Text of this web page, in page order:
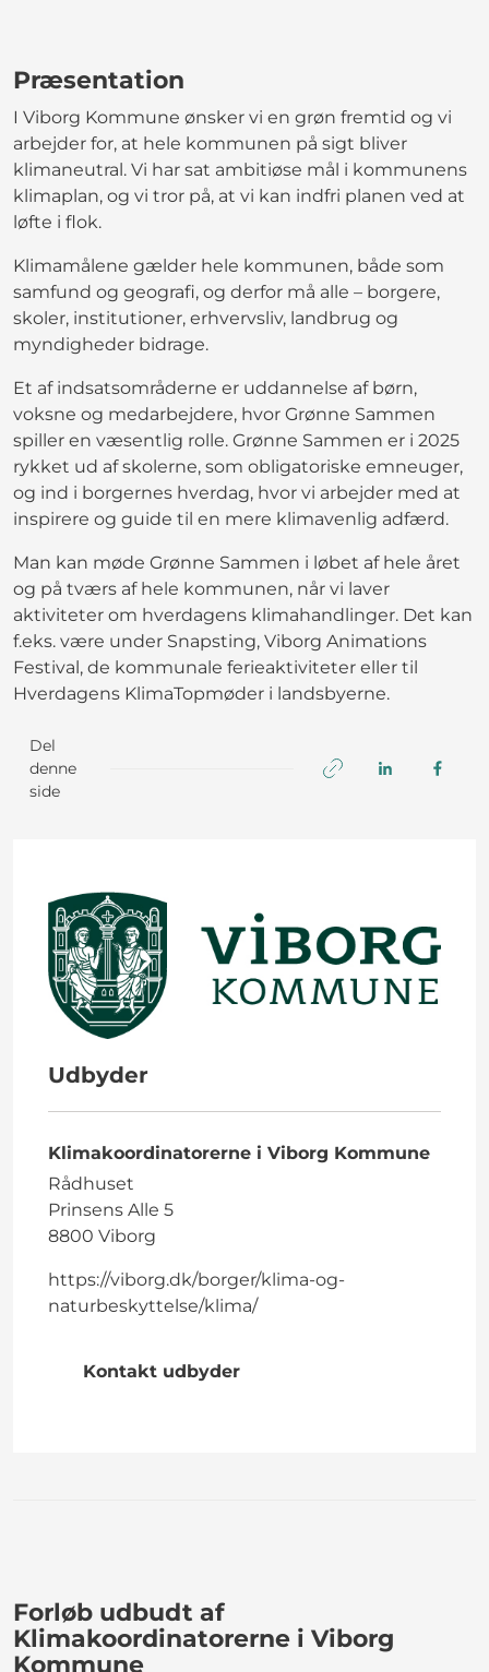
Præsentation
I Viborg Kommune ønsker vi en grøn fremtid og vi
arbejder for, at hele kommunen på sigt bliver
klimaneutral. Vi har sat ambitiøse mål i kommunens
klimaplan, og vi tror på, at vi kan indfri planen ved at
løfte i flok.
Klimamålene gælder hele kommunen, både som
samfund og geografi, og derfor må alle – borgere,
skoler, institutioner, erhvervsliv, landbrug og
myndigheder bidrage.
Et af indsatsområderne er uddannelse af børn,
voksne og medarbejdere, hvor Grønne Sammen
spiller en væsentlig rolle. Grønne Sammen er i 2025
rykket ud af skolerne, som obligatoriske emneuger,
og ind i borgernes hverdag, hvor vi arbejder med at
inspirere og guide til en mere klimavenlig adfærd.
Man kan møde Grønne Sammen i løbet af hele året
og på tværs af hele kommunen, når vi laver
aktiviteter om hverdagens klimahandlinger. Det kan
f.eks. være under Snapsting, Viborg Animations
Festival, de kommunale ferieaktiviteter eller til
Hverdagens KlimaTopmøder i landsbyerne.
Del
denne
side
Udbyder
Klimakoordinatorerne i Viborg Kommune
Rådhuset
Prinsens Alle 5
8800 Viborg
https://viborg.dk/borger/klima-og-
naturbeskyttelse/klima/
Kontakt udbyder
Forløb udbudt af
Klimakoordinatorerne i Viborg
Kommune